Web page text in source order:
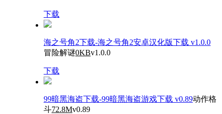
下载
海之号角2下载-海之号角2安卓汉化版下载 v1.0.0
冒险解谜0KBv1.0.0
下载
99暗黑海盗下载-99暗黑海盗游戏下载 v0.89动作格
斗72.8Mv0.89